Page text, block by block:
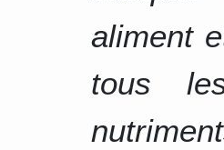
aliment
tous